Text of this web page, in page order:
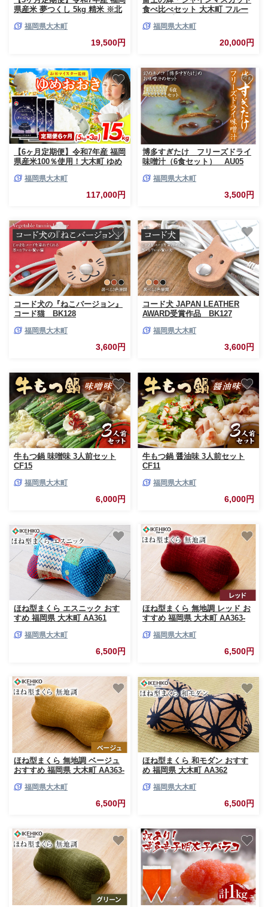
県産米 夢つくし 5kg 精米 ※北
CY008sub3
福岡県大木町
19,500円
食べ比べセット 大木町 フルー
福岡県大木町
20,000円
【6ヶ月定期便】令和7年産 福岡
県産米100％使用！大木町 ゆめ
離島は配送不可 CY007sub6
福岡県大木町
117,000円
博多すぎたけ フリーズドライ
味噌汁（6食セット） AU05
福岡県大木町
3,500円
コード犬の『ねこバージョン』
コード猫 BK128
福岡県大木町
3,600円
コード犬 JAPAN LEATHER
AWARD受賞作品 BK127
福岡県大木町
3,600円
牛もつ鍋 味噌味 3人前セット
CF15
福岡県大木町
6,000円
牛もつ鍋 醤油味 3人前セット
CF11
福岡県大木町
6,000円
ほね型まくら エスニック おす
すめ 福岡県 大木町 AA361
福岡県大木町
6,500円
ほね型まくら 無地調 レッド お
すすめ 福岡県 大木町 AA363-
福岡県大木町
6,500円
ほね型まくら 無地調 ベージュ
おすすめ 福岡県 大木町 AA363-
福岡県大木町
6,500円
ほね型まくら 和モダン おすす
め 福岡県 大木町 AA362
福岡県大木町
6,500円